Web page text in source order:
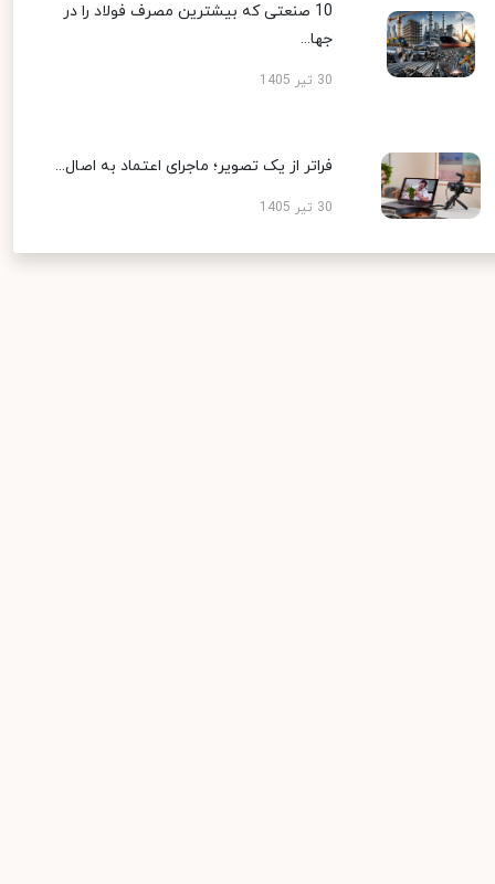
10 صنعتی که بیشترین مصرف فولاد را در
جها...
30 تیر 1405
فراتر از یک تصویر؛ ماجرای اعتماد به اصال...
30 تیر 1405